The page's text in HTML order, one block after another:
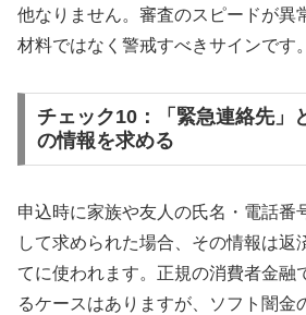
他なりません。審査のスピードが異
材料ではなく警戒すべきサインです。
チェック10：「緊急連絡先」
の情報を求める
申込時に家族や友人の氏名・電話番
して求められた場合、その情報は返
てに使われます。正規の消費者金融
るケースはありますが、ソフト闇金